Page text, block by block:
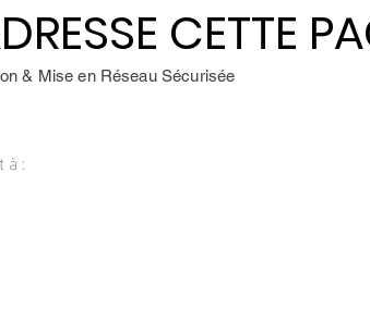
CETTE
CETTE
& Mise en Réseau Sécurisée
à :